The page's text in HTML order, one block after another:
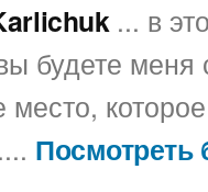
... в
будете меня
Посмотреть